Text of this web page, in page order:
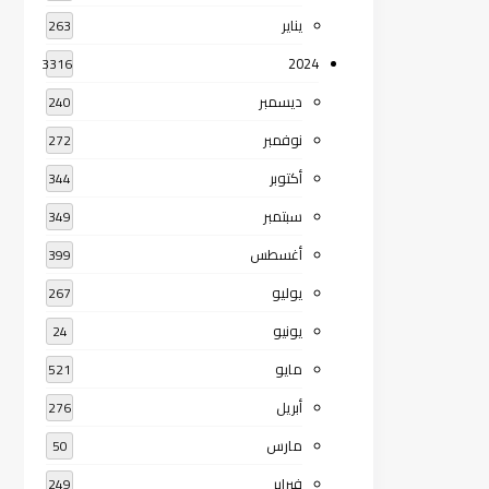
يناير 263
2024
3316
ديسمبر 240
نوفمبر 272
أكتوبر 344
سبتمبر 349
أغسطس 399
يوليو 267
يونيو 24
مايو 521
أبريل 276
مارس 50
فبراير